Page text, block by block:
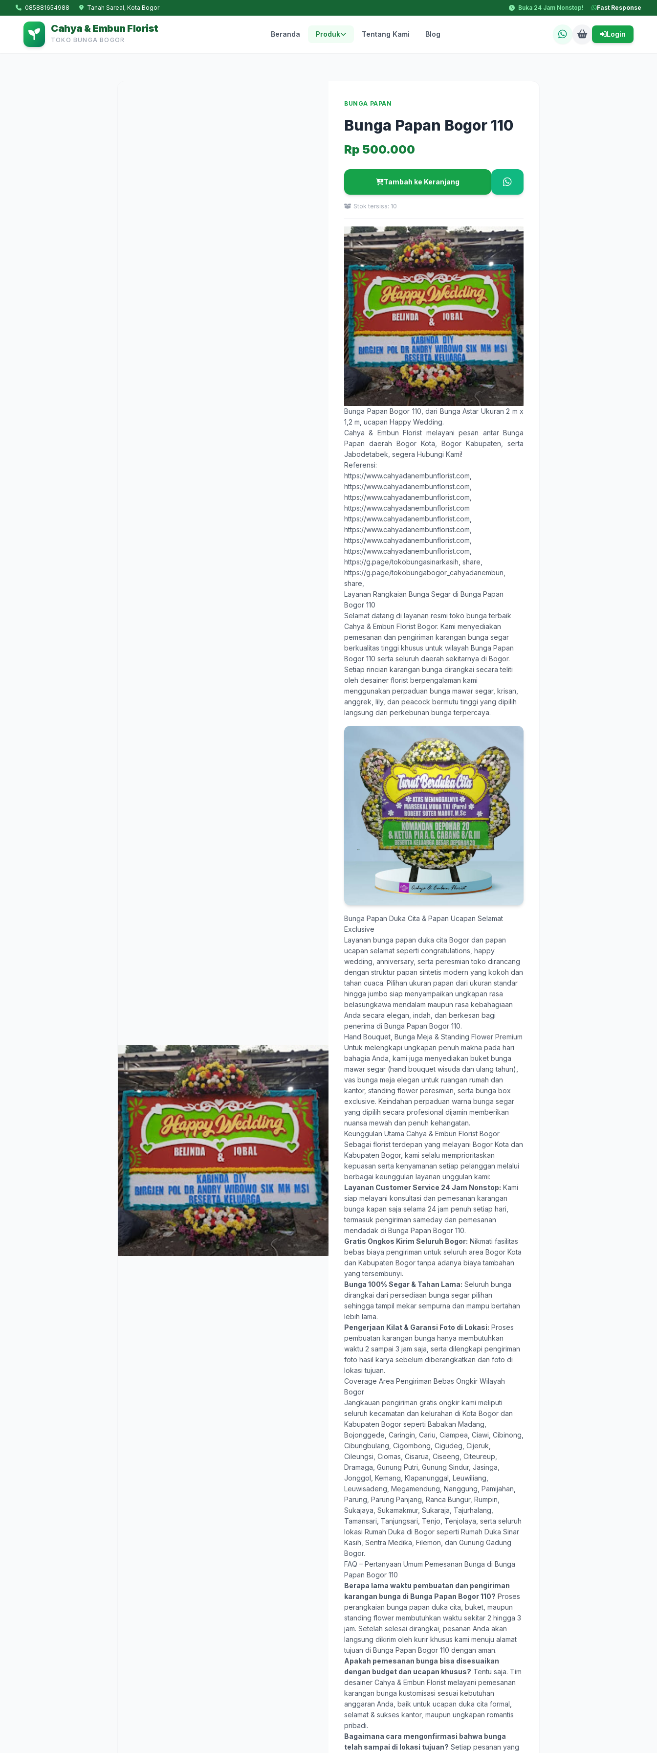
085881654988 Tanah Sareal, Kota Bogor Buka 24 Jam Nonstop! Fast Response
Cahya & Embun Florist
TOKO BUNGA BOGOR
Beranda Produk Tentang Kami Blog Login
BUNGA PAPAN
Bunga Papan Bogor 110
Rp 500.000
Tambah ke Keranjang
Stok tersisa: 10
Bunga Papan Bogor 110 , dari Bunga Astar Ukuran 2 m x
1,2 m, ucapan Happy Wedding.
Cahya & Embun Florist melayani pesan antarBunga
Papan daerah Bogor Kota Bogor Kabupaten , serta
Jabodetabek, segera Hubungi Kami!
Referensi:
https://www.cahyadanembunflorist.com,
https://www.cahyadanembunflorist.com,
https://www.cahyadanembunflorist.com,
https://www.cahyadanembunflorist.com
https://www.cahyadanembunflorist.com,
https://www.cahyadanembunflorist.com,
https://www.cahyadanembunflorist.com,
https://www.cahyadanembunflorist.com,
https://g.page/tokobungasinarkasih, share
https://g.page/tokobungabogor_cahyadanembun,
share,
Layanan Rangkaian Bunga Segar di Bunga Papan
Bogor 110
Selamat datang di layanan resmi toko bunga terbaik
Cahya & Embun Florist Bogor. Kami menyediakan
pemesanan dan pengiriman karangan bunga segar
berkualitas tinggi khusus untuk wilayah Bunga Papan
Bogor 110 serta seluruh daerah sekitarnya di Bogor.
Setiap rincian karangan bunga dirangkai secara teliti
oleh desainer florist berpengalaman kami
menggunakan perpaduan bunga mawar segar, krisan,
anggrek, lily, dan peacock bermutu tinggi yang dipilih
langsung dari perkebunan bunga terpercaya.
Bunga Papan Duka Cita & Papan Ucapan Selamat
Exclusive
Layanan bunga papan duka cita Bogor dan papan
ucapan selamat seperti congratulations, happy
wedding, anniversary, serta peresmian toko dirancang
dengan struktur papan sintetis modern yang kokoh dan
tahan cuaca. Pilihan ukuran papan dari ukuran standar
hingga jumbo siap menyampaikan ungkapan rasa
belasungkawa mendalam maupun rasa kebahagiaan
Anda secara elegan, indah, dan berkesan bagi
penerima di Bunga Papan Bogor 110.
Hand Bouquet, Bunga Meja & Standing Flower Premium
Untuk melengkapi ungkapan penuh makna pada hari
bahagia Anda, kami juga menyediakan buket bunga
mawar segar (hand bouquet wisuda dan ulang tahun),
vas bunga meja elegan untuk ruangan rumah dan
kantor, standing flower peresmian, serta bunga box
exclusive. Keindahan perpaduan warna bunga segar
yang dipilih secara profesional dijamin memberikan
nuansa mewah dan penuh kehangatan.
Keunggulan Utama Cahya & Embun Florist Bogor
Sebagai florist terdepan yang melayani Bogor Kota dan
Kabupaten Bogor, kami selalu memprioritaskan
kepuasan serta kenyamanan setiap pelanggan melalui
berbagai keunggulan layanan unggulan kami:
Layanan Customer Service 24 Jam Nonstop: Kami
siap melayani konsultasi dan pemesanan karangan
bunga kapan saja selama 24 jam penuh setiap hari,
termasuk pengiriman sameday dan pemesanan
mendadak di Bunga Papan Bogor 110.
Gratis Ongkos Kirim Seluruh Bogor: Nikmati fasilitas
bebas biaya pengiriman untuk seluruh area Bogor Kota
dan Kabupaten Bogor tanpa adanya biaya tambahan
yang tersembunyi.
Bunga 100% Segar & Tahan Lama: Seluruh bunga
dirangkai dari persediaan bunga segar pilihan
sehingga tampil mekar sempurna dan mampu bertahan
lebih lama.
Pengerjaan Kilat & Garansi Foto di Lokasi: Proses
pembuatan karangan bunga hanya membutuhkan
waktu 2 sampai 3 jam saja, serta dilengkapi pengiriman
foto hasil karya sebelum diberangkatkan dan foto di
lokasi tujuan.
Coverage Area Pengiriman Bebas Ongkir Wilayah
Bogor
Jangkauan pengiriman gratis ongkir kami meliputi
seluruh kecamatan dan kelurahan di Kota Bogor dan
Kabupaten Bogor seperti Babakan Madang,
Bojonggede, Caringin, Cariu, Ciampea, Ciawi, Cibinong,
Cibungbulang, Cigombong, Cigudeg, Cijeruk,
Cileungsi, Ciomas, Cisarua, Ciseeng, Citeureup,
Dramaga, Gunung Putri, Gunung Sindur, Jasinga,
Jonggol, Kemang, Klapanunggal, Leuwiliang,
Leuwisadeng, Megamendung, Nanggung, Pamijahan,
Parung, Parung Panjang, Ranca Bungur, Rumpin,
Sukajaya, Sukamakmur, Sukaraja, Tajurhalang,
Tamansari, Tanjungsari, Tenjo, Tenjolaya, serta seluruh
lokasi Rumah Duka di Bogor seperti Rumah Duka Sinar
Kasih, Sentra Medika, Filemon, dan Gunung Gadung
Bogor.
FAQ – Pertanyaan Umum Pemesanan Bunga di Bunga
Papan Bogor 110
Berapa lama waktu pembuatan dan pengiriman
karangan bunga di Bunga Papan Bogor 110? Proses
perangkaian bunga papan duka cita, buket, maupun
standing flower membutuhkan waktu sekitar 2 hingga 3
jam. Setelah selesai dirangkai, pesanan Anda akan
langsung dikirim oleh kurir khusus kami menuju alamat
tujuan di Bunga Papan Bogor 110 dengan aman.
Apakah pemesanan bunga bisa disesuaikan
dengan budget dan ucapan khusus? Tentu saja. Tim
desainer Cahya & Embun Florist melayani pemesanan
karangan bunga kustomisasi sesuai kebutuhan
anggaran Anda, baik untuk ucapan duka cita formal,
selamat & sukses kantor, maupun ungkapan romantis
pribadi.
Bagaimana cara mengonfirmasi bahwa bunga
telah sampai di lokasi tujuan? Setiap pesanan yang